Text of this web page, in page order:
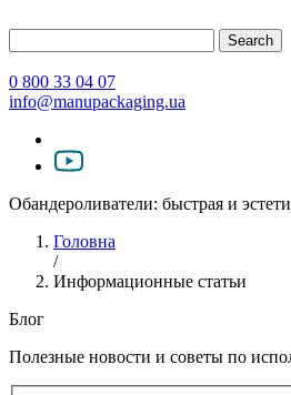
Search
0 800 33 04 07
info@manupackaging.ua
Обандероливатели: быстрая и
Головна
/
Информационные статьи
Блог
Полезные новости и советы по